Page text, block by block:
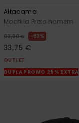
Altacama
Mochila Preto homem
90,00 € 63%
33,75 €
OUTLET
DUPLA PROMO 25% EXTRA